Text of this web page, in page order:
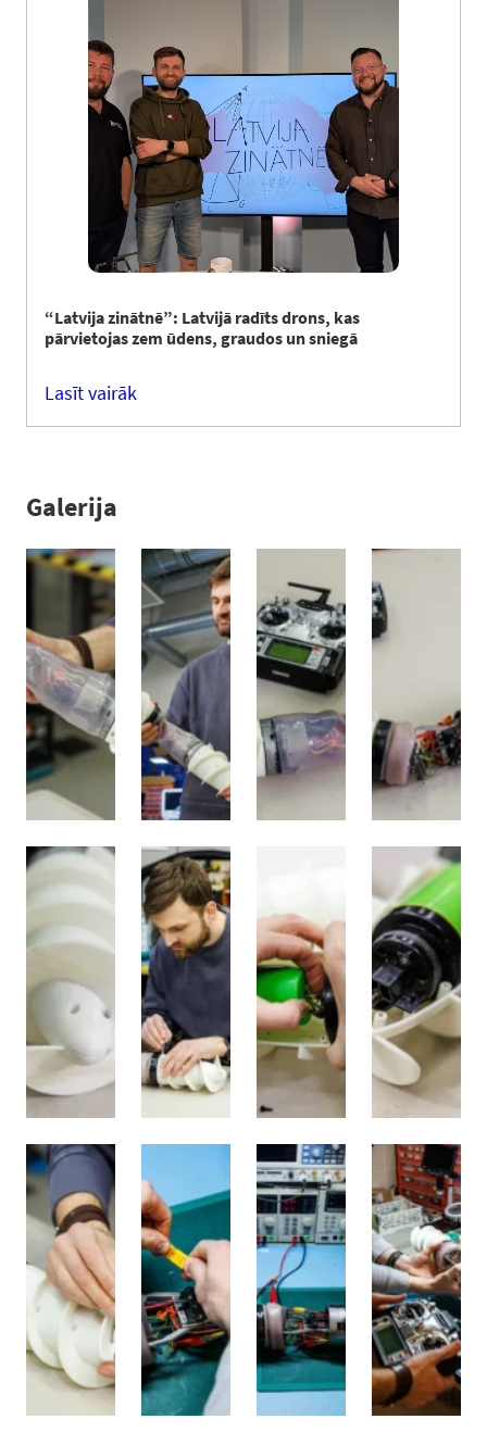
“Latvija zinātnē”: Latvijā radīts drons, kas
pārvietojas zem ūdens, graudos un sniegā
Lasīt vairāk
Galerija